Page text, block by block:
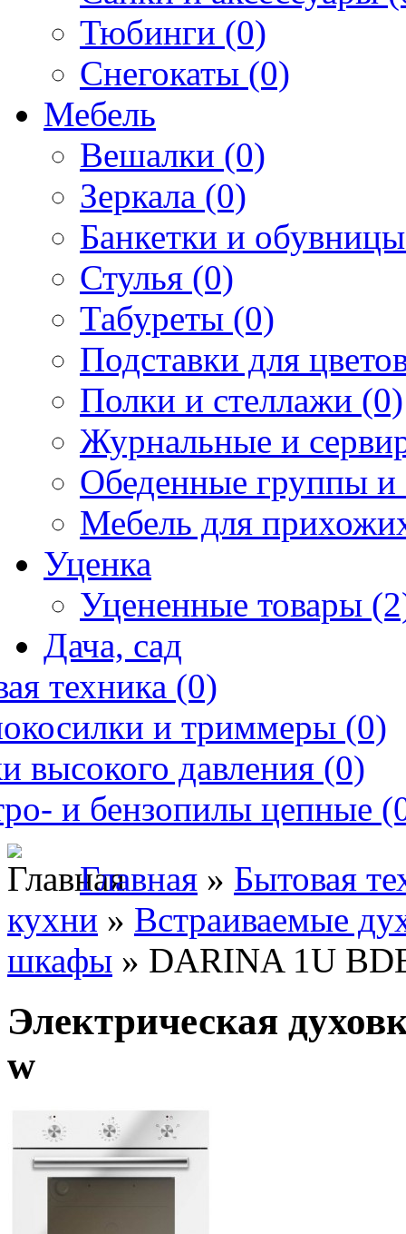
Тюбинги (0)
Снегокаты (0)
Мебель
Вешалки (0)
Зеркала (0)
Банкетки и
Стулья (0)
Табуреты (0)
Подставки для
Полки и стеллажи (0)
Журнальные и
Обеденные группы и
Мебель для
Уценка
Уцененные товары
Дача, сад
техника (0)
и триммеры (0)
высокого давления (0)
и бензопилы цепные
Главная » Бытовая
кухни » Встраиваемые
шкафы » DARINA 1U
Электрическая
w